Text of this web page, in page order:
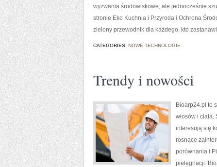
wyzwania środowiskowe, ale jednocześnie
stronie Eko Kuchnia i Przyroda i Ochrona
zielony przewodnik dla każdego, kto
CATEGORIES: NOWE TECHNOLOGIE
Trendy i nowości
Bioarp24.pl to
włosów i
interesują się
rosnące
porównania i
pielęgnacji.